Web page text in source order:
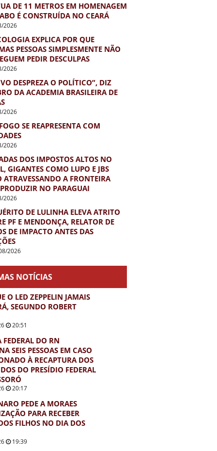
DE 11 METROS EM HOMENAGEM
É CONSTRUÍDA NO CEARÁ
2026
EXPLICA POR QUE
PESSOAS SIMPLESMENTE NÃO
PEDIR DESCULPAS
2026
DESPREZA O POLÍTICO”, DIZ
DA ACADEMIA BRASILEIRA DE
2026
SE REAPRESENTA COM
2026
DOS IMPOSTOS ALTOS NO
GIGANTES COMO LUPO E JBS
ATRAVESSANDO A FRONTEIRA
NO PARAGUAI
2026
DE LULINHA ELEVA ATRITO
PF E MENDONÇA, RELATOR DE
DE IMPACTO ANTES DAS
2026
NOTÍCIAS
O LED ZEPPELIN JAMAIS
SEGUNDO ROBERT
20:51
FEDERAL DO RN
SEIS PESSOAS EM CASO
À RECAPTURA DOS
DO PRESÍDIO FEDERAL
20:17
PEDE A MORAES
PARA RECEBER
FILHOS NO DIA DOS
19:39